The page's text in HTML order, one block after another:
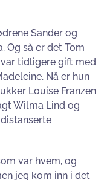
Sander og
Og så er det Tom
tidligere gift med
Nå er hun
Louise Franzen
Wilma Lind og
var hvem, og
jeg kom inn i det